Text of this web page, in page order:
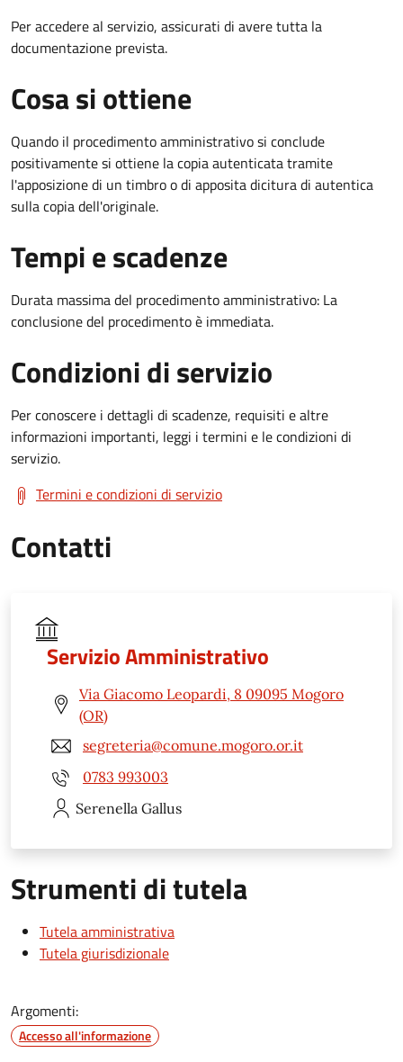
Per accedere al servizio, assicurati di avere tutta la
documentazione prevista.
Cosa si ottiene
Quando il procedimento amministrativo si conclude
positivamente si ottiene la copia autenticata tramite
l'apposizione di un timbro o di apposita dicitura di autentica
sulla copia dell'originale.
Tempi e scadenze
Durata massima del procedimento amministrativo: La
conclusione del procedimento è immediata.
Condizioni di servizio
Per conoscere i dettagli di scadenze, requisiti e altre
informazioni importanti, leggi i termini e le condizioni di
servizio.
Termini e condizioni di servizio
Contatti
Servizio Amministrativo
Via Giacomo Leopardi, 8 09095 Mogoro
(OR)
segreteria@comune.mogoro.or.it
0783 993003
Serenella Gallus
Strumenti di tutela
Tutela amministrativa
Tutela giurisdizionale
Argomenti:
Accesso all'informazione